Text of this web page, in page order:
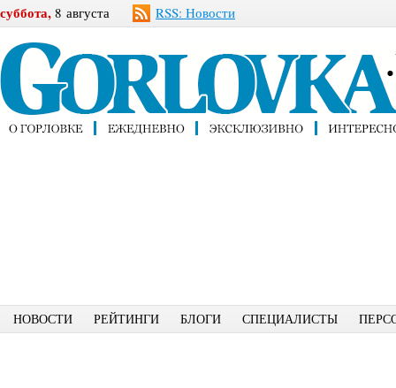
суббота, 8 августа RSS: Новости
НОВОСТИ РЕЙТИНГИ БЛОГИ СПЕЦИАЛИСТЫ